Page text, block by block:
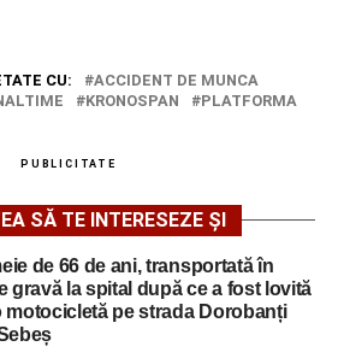
CU:
ACCIDENT DE MUNCA
KRONOSPAN
PLATFORMA
PUBLICITATE
SĂ TE INTERESEZE ȘI
de 66 de ani, transportată în
gravă la spital după ce a fost lovită
motocicletă pe strada Dorobanți